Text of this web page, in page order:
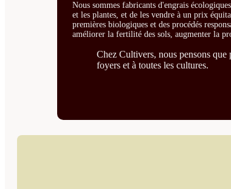
Nous sommes fabricants d'engrais
et les plantes, et de les vendre à un prix
premières biologiques et des procédés
améliorer la fertilité des sols, augmenter la
Chez Cultivers, nous pensons
foyers et à toutes les cultures.